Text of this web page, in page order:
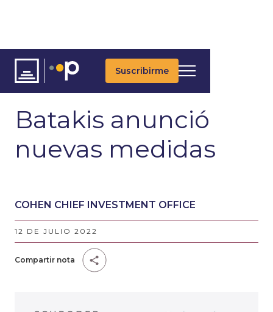
Suscribirme
ARTÍCULOS
Batakis anunció
nuevas medidas
COHEN CHIEF INVESTMENT OFFICE
12 DE JULIO 2022
Compartir nota